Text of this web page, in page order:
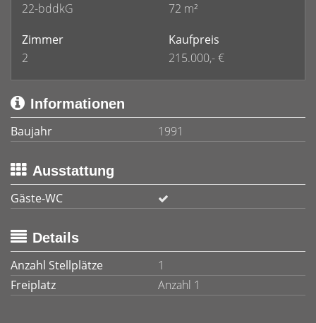
22-bddkG
72 m²
Zimmer
2
Kaufpreis
215.000,- €
Informationen
Baujahr
1991
Ausstattung
Gäste-WC
Details
Anzahl Stellplätze
1
Freiplatz
Anzahl 1